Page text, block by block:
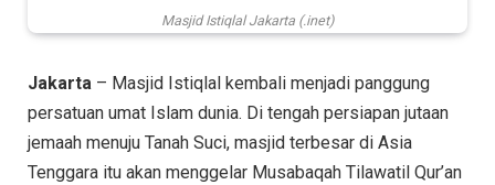
Masjid Istiqlal Jakarta (.inet)
Jakarta – Masjid Istiqlal kembali menjadi panggung
persatuan umat Islam dunia. Di tengah persiapan jutaan
jemaah menuju Tanah Suci, masjid terbesar di Asia
Tenggara itu akan menggelar Musabaqah Tilawatil Qur’an